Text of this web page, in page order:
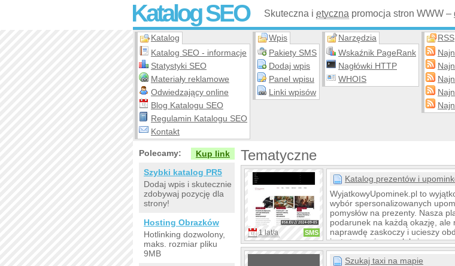
Katalog SEO Skuteczna i etyczna promocja stron WWW –
Katalog
Katalog SEO - informacje
Statystyki SEO
Materiały reklamowe
Odwiedzający online
Blog Katalogu SEO
Regulamin Katalogu SEO
Kontakt
Wpis
Pakiety SMS
Dodaj wpis
Panel wpisu
Linki wpisów
Narzędzia
Wskaźnik PageRank
Nagłówki HTTP
WHOIS
RSS
Tematyczne
1 lat/a SMS
Katalog prezentów i
WyjatkowyUpominek.pl to
wybór spersonalizowanych
pomysłów na prezenty. Nasza
podarunek na każdą okazję, ale
naprawdę zaskoczy i ucieszy
jest starannie
pomagają w podjęciu decyzji,
Szukaj taxi na mapie
Polecamy:
Kup link
Szybki katalog PR5
Dodaj wpis i skutecznie
zdobywaj pozycję dla
strony!
Hosting Obrazków
Hotlinking dozwolony,
maks. rozmiar pliku
9MB